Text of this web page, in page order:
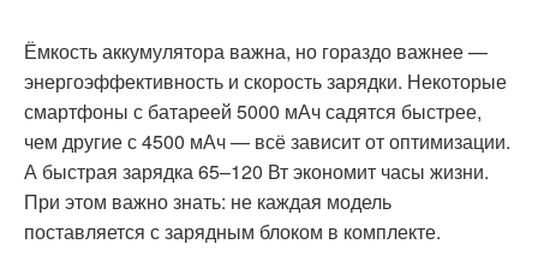
Ёмкость аккумулятора важна, но гораздо важнее —
энергоэффективность и скорость зарядки. Некоторые
смартфоны с батареей 5000 мАч садятся быстрее,
чем другие с 4500 мАч — всё зависит от оптимизации.
А быстрая зарядка 65–120 Вт экономит часы жизни.
При этом важно знать: не каждая модель
поставляется с зарядным блоком в комплекте.